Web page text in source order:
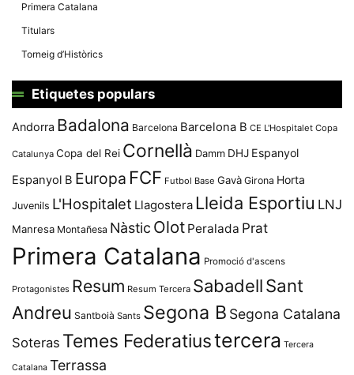
Primera Catalana
Titulars
Torneig d’Històrics
Etiquetes populars
Andorra Badalona Barcelona Barcelona B CE L'Hospitalet Copa
Catalunya Copa del Rei Cornellà Damm DHJ Espanyol
Espanyol B Europa FCF Futbol Base Gavà Girona Horta
Juvenils L'Hospitalet Llagostera Lleida Esportiu LNJ
Manresa Montañesa Nàstic Olot Peralada Prat
Primera Catalana Promoció d'ascens
Protagonistes Resum Resum Tercera SabadellSant
Andreu Santboià Sants Segona B Segona Catalana
Soteras Temes Federatiustercera Tercera
Catalana Terrassa